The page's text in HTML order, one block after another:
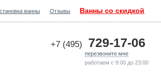
ванны Отзывы Ванны со скидкой
+7 (495) 729-17-06
перезвоните мне
работаем с 9:00 до 23:00